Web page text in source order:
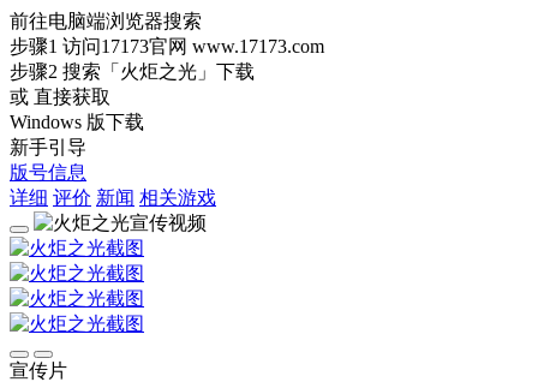
前往电脑端浏览器搜索
步骤1 访问17173官网 www.17173.com
步骤2 搜索 「火炬之光」 下载
或 直接获取
Windows 版下载
新手引导
版号信息
详细 评价 新闻 相关游戏
宣传片